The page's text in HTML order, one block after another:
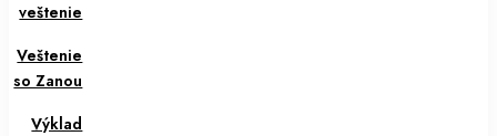
veštenie
Veštenie
so Zanou
Výklad